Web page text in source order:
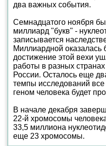
два важных события.
Семнадцатого ноября
миллиард "букв" -
записывается
Миллиардной оказалась
достижение этой вехи
работы в разных
России. Осталось еще
темпы исследований
геном человека будет
В начале декабря
22-й хромосомы
33,5 миллиона
еще 23 хромосомы.